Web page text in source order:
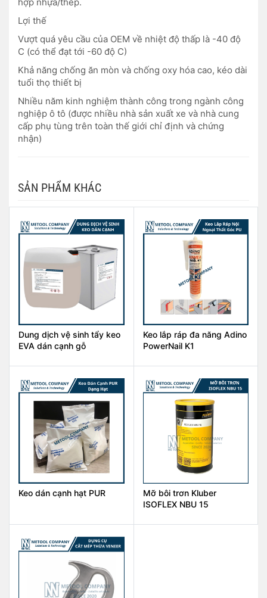
Lợi thế
Vượt quá yêu cầu của OEM về nhiệt độ thấp là -40 độ
C (có thể đạt tới -60 độ C)
Khả năng chống ăn mòn và chống oxy hóa cao, kéo dài
tuổi thọ thiết bị
Nhiều năm kinh nghiệm thành công trong ngành công
nghiệp ô tô (được nhiều nhà sản xuất xe và nhà cung
cấp phụ tùng trên toàn thế giới chỉ định và chứng
nhận)
SẢN PHẨM KHÁC
Dung dịch vệ sinh tẩy keo
EVA dán cạnh gỗ
Keo lắp ráp đa năng Adino
PowerNail K1
Keo dán cạnh hạt PUR
Mỡ bôi trơn Kluber
ISOFLEX NBU 15